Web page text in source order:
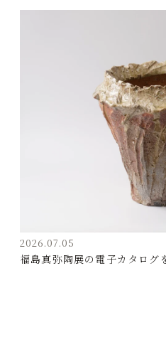
2026.07.05
福島真弥陶展の電子カタログ